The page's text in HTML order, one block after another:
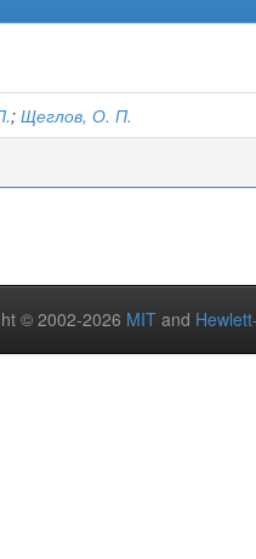
; Щеглов, О. П.
© 2002-2026 MIT and